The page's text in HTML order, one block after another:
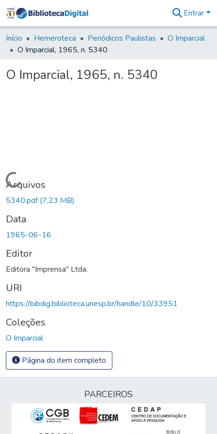
&
Coleções
Tudo na
Digital
Entrar
Início Hemeroteca Periódicos Paulistas
O Imparcial
O Imparcial, 1965, n. 5340
O Imparcial, 1965, n. 5340
Carregando...
Arquivos
5340.pdf(7,23 MB)
Data
1965-06-16
Editor
Editora "Imprensa" Ltda.
URI
https://bibdig.biblioteca.unesp.br/handle/10/33951
Coleções
O Imparcial
Página do item completo
PARCEIROS